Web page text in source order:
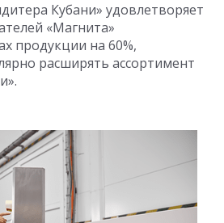
Кубани» удовлетворяет
«Магнита»
продукции на 60%,
расширять ассортимент